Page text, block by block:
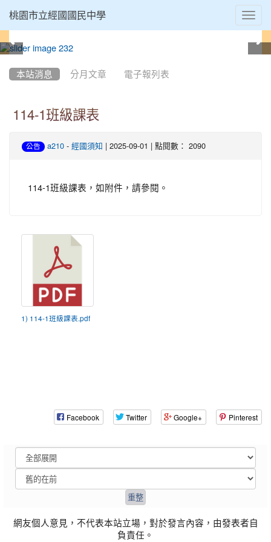
桃園市立經國國民中學
本站消息 分月文章 電子報列表
114-1班級課表
公告 a210 - 經國須知 | 2025-09-01 | 點閱數： 2090
114-1班級課表，如附件，請參閱。
1) 114-1班級課表.pdf
Facebook Twitter Google+ Pinterest
網友個人意見，不代表本站立場，對於發言內容，由發表者自
負責任。